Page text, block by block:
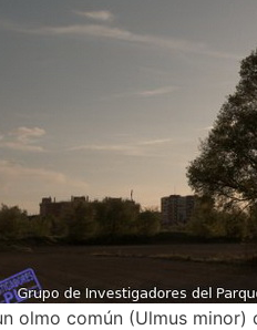
olmo común (Ulmus minor)